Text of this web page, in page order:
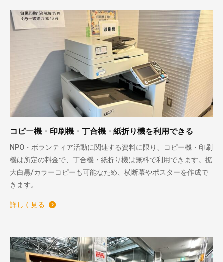
コピー機・印刷機・丁合機・紙折り機を利用できる
NPO・ボランティア活動に関連する資料に限り、コピー機・印刷
機は所定の料金で、丁合機・紙折り機は無料で利用できます。拡
大白黒/カラーコピーも可能なため、横断幕やポスターを作成で
きます。
詳しく見る